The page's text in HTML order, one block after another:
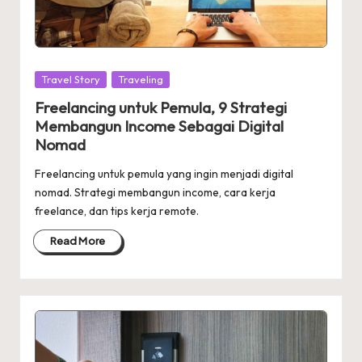
Posted
Travel Story Traveling
Freelancing untuk Pemula, 9 Strategi
Membangun Income Sebagai Digital
Nomad
Freelancing untuk pemula yang ingin menjadi digital
nomad. Strategi membangun income, cara kerja
freelance, dan tips kerja remote.
Read More